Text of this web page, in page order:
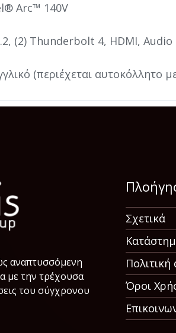
Arc™ 140V
(2) Thunderbolt 4, HDMI, Audio
(περιέχεται αυτοκόλλητο
αναπτυσσόμενη
µε την τρέχουσα
του σύγχρονου
Σχετικά
Όροι